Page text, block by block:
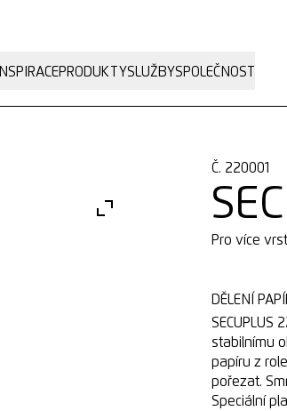
INSPIRACEPRODUKTYSLUŽBYSPOLEČNOST
Č. 220001
Pro více
DĚLENÍ
stabilnímu
papíru z
pořezat.
Speciální